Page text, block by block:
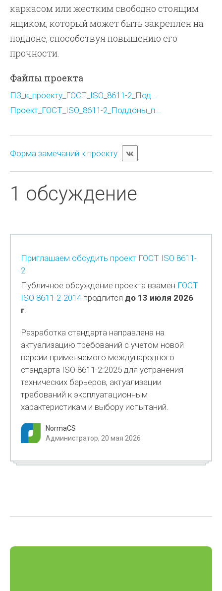
каркасом или жестким свободно стоящим
ящиком, который может быть закреплен на
поддоне, способствуя повышению его
прочности.
Файлы проекта
ПЗ_к_проекту_ГОСТ_ISO_8611-2_Под...
Проект_ГОСТ_ISO_8611-2_Поддоны_п...
Форма замечаний к проекту
1 обсуждение
Приглашаем обсудить проект ГОСТ ISO 8611-
2
Публичное обсуждение проекта взамен ГОСТ
ISO 8611-2-2014 продлится до 13 июля 2026
г.
Разработка стандарта направлена на
актуализацию требований с учетом новой
версии применяемого международного
стандарта ISO 8611-2:2025 для устранения
технических барьеров, актуализации
требований к эксплуатационным
характеристикам и выбору испытаний.
NormaCS
Администратор, 20 мая 2026